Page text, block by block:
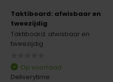
Taktiboard: afwisbaar en
tweezijdig
Taktiboard: afwisbaar en
tweezijdig
Op voorraad
Deliverytime